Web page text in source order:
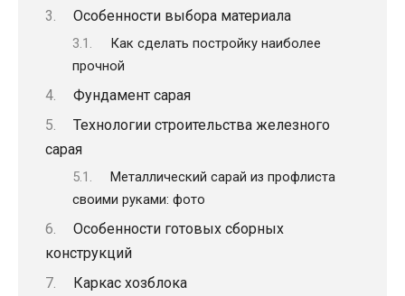
Особенности выбора материала
Как сделать постройку наиболее
прочной
Фундамент сарая
Технологии строительства железного
сарая
Металлический сарай из профлиста
своими руками: фото
Особенности готовых сборных
конструкций
Каркас хозблока